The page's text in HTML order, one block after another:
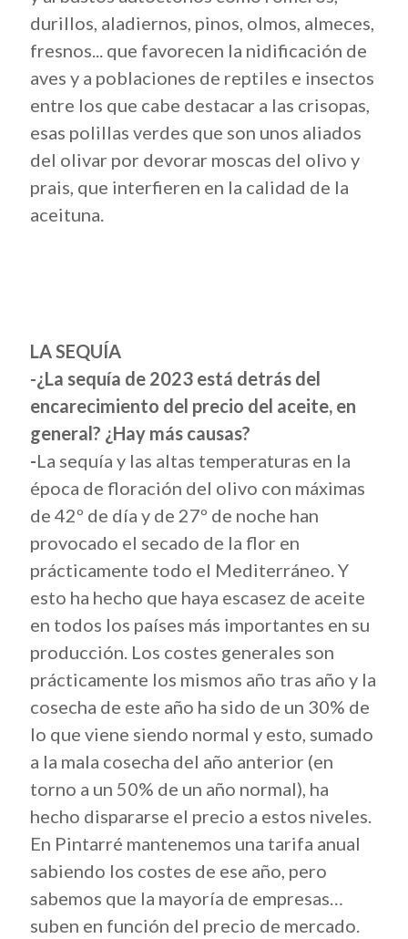
durillos, aladiernos, pinos, olmos, almeces,
fresnos... que favorecen la nidificación de
aves y a poblaciones de reptiles e insectos
entre los que cabe destacar a las crisopas,
esas polillas verdes que son unos aliados
del olivar por devorar moscas del olivo y
prais, que interfieren en la calidad de la
aceituna.
LA SEQUÍA
-¿La sequía de 2023 está detrás del
encarecimiento del precio del aceite, en
general? ¿Hay más causas?
-La sequía y las altas temperaturas en la
época de floración del olivo con máximas
de 42º de día y de 27º de noche han
provocado el secado de la flor en
prácticamente todo el Mediterráneo. Y
esto ha hecho que haya escasez de aceite
en todos los países más importantes en su
producción. Los costes generales son
prácticamente los mismos año tras año y la
cosecha de este año ha sido de un 30% de
lo que viene siendo normal y esto, sumado
a la mala cosecha del año anterior (en
torno a un 50% de un año normal), ha
hecho dispararse el precio a estos niveles.
En Pintarré mantenemos una tarifa anual
sabiendo los costes de ese año, pero
sabemos que la mayoría de empresas…
suben en función del precio de mercado.